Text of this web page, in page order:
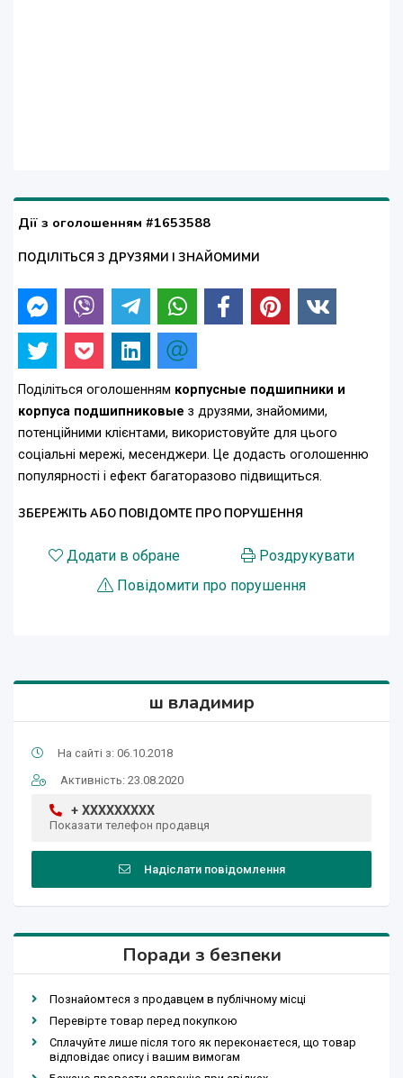
Дії з оголошенням #1653588
ПОДІЛІТЬСЯ З ДРУЗЯМИ І ЗНАЙОМИМИ
Поділіться оголошенням корпусные подшипники и
корпуса подшипниковые з друзями, знайомими,
потенційними клієнтами, використовуйте для цього
соціальні мережі, месенджери. Це додасть оголошенню
популярності і ефект багаторазово підвищиться.
ЗБЕРЕЖІТЬ АБО ПОВІДОМТЕ ПРО ПОРУШЕННЯ
Додати в обране
Роздрукувати
Повідомити про порушення
ш владимир
На сайті з: 06.10.2018
Активність: 23.08.2020
+ XXXXXXXXX
Показати телефон продавця
Надіслати повідомлення
Поради з безпеки
Познайомтеся з продавцем в публічному місці
Перевірте товар перед покупкою
Сплачуйте лише після того як переконаєтеся, що товар
відповідає опису і вашим вимогам